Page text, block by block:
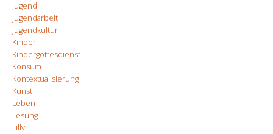
Jugend
Jugendarbeit
Jugendkultur
Kinder
Kindergottesdienst
Konsum
Kontextualisierung
Kunst
Leben
Lesung
Lilly